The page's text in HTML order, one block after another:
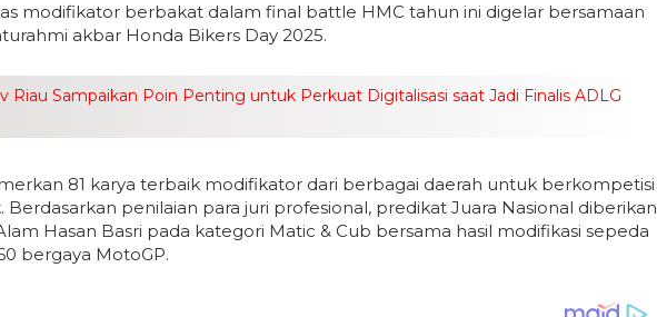
modifikator berbakat dalam final battle HMC tahun ini digelar bersamaan
akbar Honda Bikers Day 2025.
Riau Sampaikan Poin Penting untuk Perkuat Digitalisasi saat Jadi Finalis ADLG
81 karya terbaik modifikator dari berbagai daerah untuk berkompetisi
Berdasarkan penilaian para juri profesional, predikat Juara Nasional diberikan
Hasan Basri pada kategori Matic & Cub bersama hasil modifikasi sepeda
bergaya MotoGP.